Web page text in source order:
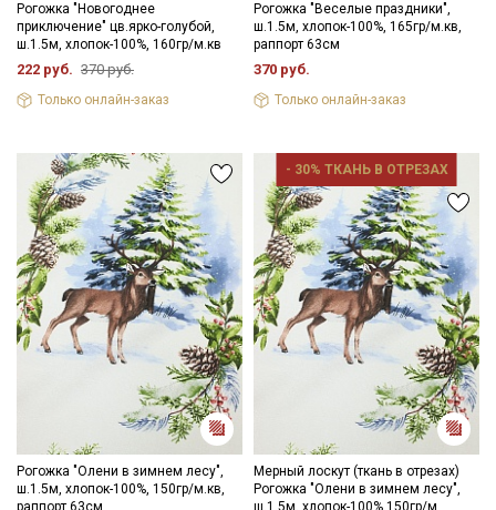
Рогожка "Новогоднее
приключение" цв.ярко-голубой,
ш.1.5м, хлопок-100%, 160гр/м.кв
222 руб. 370 руб.
Только онлайн-заказ
Рогожка "Веселые праздники",
ш.1.5м, хлопок-100%, 165гр/м.кв,
раппорт 63см
370 руб.
Только онлайн-заказ
Рогожка "Олени в зимнем лесу",
ш.1.5м, хлопок-100%, 150гр/м.кв,
раппорт 63см
- 30% ТКАНЬ В ОТРЕЗАХ
Мерный лоскут (ткань в отрезах)
Рогожка "Олени в зимнем лесу",
ш.1.5м, хлопок-100%,150гр/м